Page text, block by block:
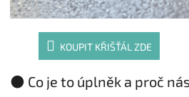
KOUPIT KŘIŠŤÁL ZDE
🌑 Co je to úplněk a proč